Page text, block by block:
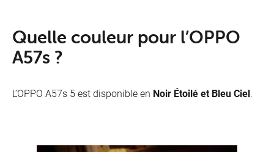
Quelle couleur pour l’OPPO
A57s ?
L’OPPO A57s 5 est disponible en Noir Étoilé et Bleu Ciel.